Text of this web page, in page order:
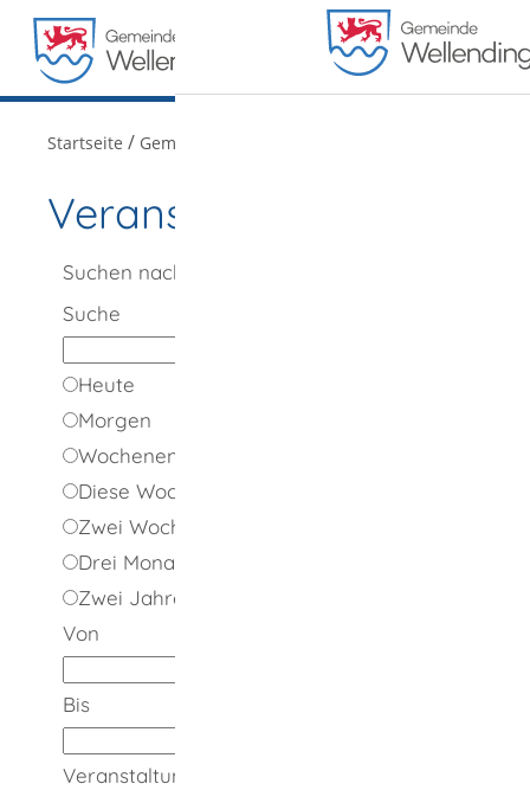
MENÜ
Startseite / Gemeindeportrait
Veranstaltungen
Suchen nach
Suche
Heute
Morgen
Wochenende
Diese Woche
Zwei Wochen
Drei Monate
Zwei Jahre
Von
Bis
Veranstaltungsort